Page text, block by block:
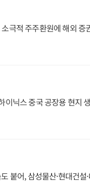
극적 주주환원에 해외 증
이닉스 중국 공장용 현지
붙어, 삼성물산·현대건설